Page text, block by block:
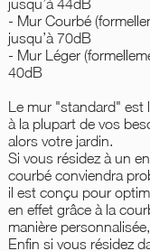
- Mur Courbé
jusqu’à 70dB
- Mur Léger
40dB
Le mur "standard" est
à la plupart de vos
alors votre jardin.
Si vous résidez à un
courbé conviendra
il est conçu pour
en effet grâce à la
manière
Enfin si vous résidez